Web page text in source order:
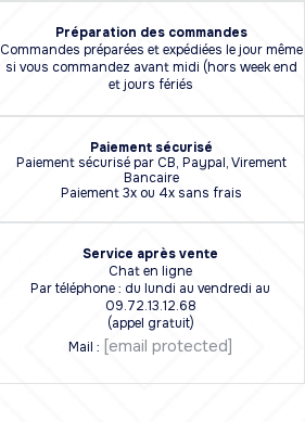
Préparation des commandes
Commandes préparées et expédiées le jour même
si vous commandez avant midi (hors week end
et jours fériés
Paiement sécurisé
Paiement sécurisé par CB, Paypal, Virement
Bancaire
Paiement 3x ou 4x sans frais
Service après vente
Chat en ligne
Par téléphone : du lundi au vendredi au
09.72.13.12.68
(appel gratuit)
Mail : [email protected]